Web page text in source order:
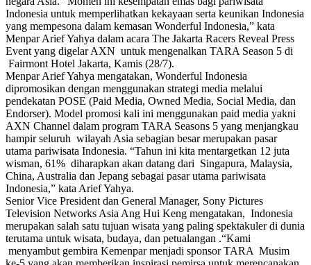
Indonesia untuk memperlihatkan kekayaan serta keunikan Indonesia
yang mempesona dalam kemasan Wonderful Indonesia,” kata
Menpar Arief Yahya dalam acara The Jakarta Racers Reveal Press
Event yang digelar AXN untuk mengenalkan TARA Season 5 di
Fairmont Hotel Jakarta, Kamis (28/7).
Menpar Arief Yahya mengatakan, Wonderful Indonesia
dipromosikan dengan menggunakan strategi media melalui
pendekatan POSE (Paid Media, Owned Media, Social Media, dan
Endorser). Model promosi kali ini menggunakan paid media yakni
AXN Channel dalam program TARA Seasons 5 yang menjangkau
hampir seluruh wilayah Asia sebagian besar merupakan pasar
utama pariwisata Indonesia. “Tahun ini kita mentargetkan 12 juta
wisman, 61% diharapkan akan datang dari Singapura, Malaysia,
China, Australia dan Jepang sebagai pasar utama pariwisata
Indonesia,” kata Arief Yahya.
Senior Vice President dan General Manager, Sony Pictures
Television Networks Asia Ang Hui Keng mengatakan, Indonesia
merupakan salah satu tujuan wisata yang paling spektakuler di dunia
terutama untuk wisata, budaya, dan petualangan .“Kami
menyambut gembira Kemenpar menjadi sponsor TARA Musim